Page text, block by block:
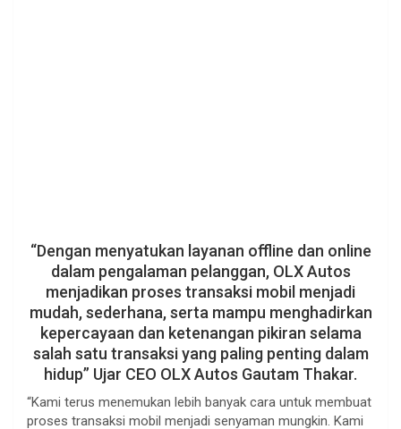
“Dengan menyatukan layanan offline dan online
dalam pengalaman pelanggan, OLX Autos
menjadikan proses transaksi mobil menjadi
mudah, sederhana, serta mampu menghadirkan
kepercayaan dan ketenangan pikiran selama
salah satu transaksi yang paling penting dalam
hidup” Ujar CEO OLX Autos Gautam Thakar.
“Kami terus menemukan lebih banyak cara untuk membuat
proses transaksi mobil menjadi senyaman mungkin. Kami